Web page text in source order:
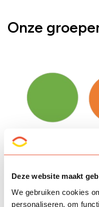
Deze website maakt
We gebruiken cookies
personaliseren, om
Onze